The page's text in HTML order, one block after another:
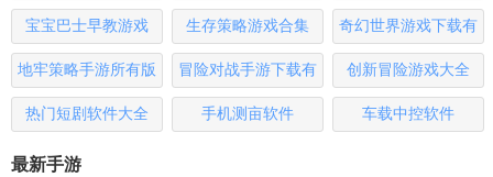
宝宝巴士早教游戏 生存策略游戏合集
奇幻世界游戏下载有
哪些
地牢策略手游所有版
本
冒险对战手游下载有
哪些
创新冒险游戏大全
热门短剧软件大全 手机测亩软件 车载中控软件
最新手游